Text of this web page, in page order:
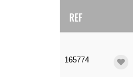
REF
165774